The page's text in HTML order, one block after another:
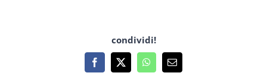
condividi!
Facebook
X WhatsApp
Email